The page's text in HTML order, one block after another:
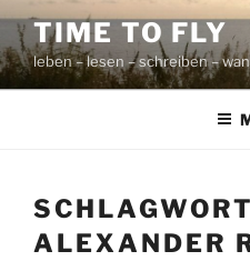
Zum
Inhalt
springen
TIME TO FLY
leben – lesen – schreiben –
ALEXANDER